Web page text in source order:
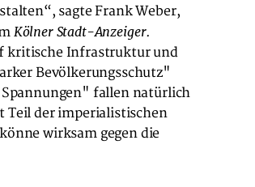
sagte Frank Weber,
Kölner Stadt-Anzeiger.
kritische Infrastruktur und
Bevölkerungsschutz"
fallen natürlich
Teil der imperialistischen
wirksam gegen die